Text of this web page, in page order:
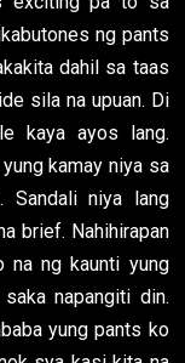
ng pants
dahil sa taas
sila na upuan. Di
kaya ayos lang.
kamay niya sa
Sandali niya lang
brief. Nahihirapan
na ng kaunti yung
napangiti din.
yung pants ko